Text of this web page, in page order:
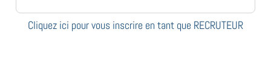
Cliquez ici pour vous inscrire en tant que RECRUTEUR